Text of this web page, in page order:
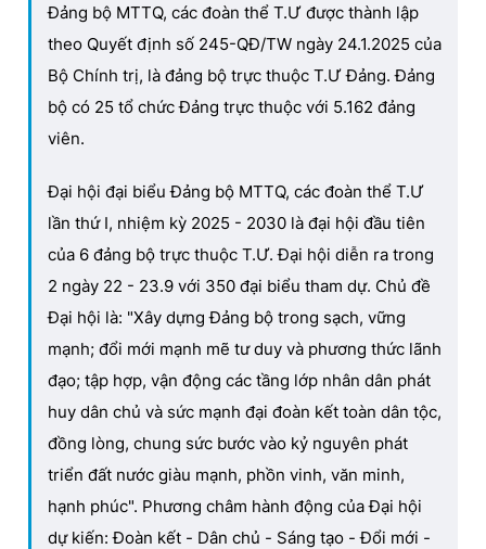
Đảng bộ MTTQ, các đoàn thể T.Ư được thành lập
theo Quyết định số 245-QĐ/TW ngày 24.1.2025 của
Bộ Chính trị, là đảng bộ trực thuộc T.Ư Đảng. Đảng
bộ có 25 tổ chức Đảng trực thuộc với 5.162 đảng
viên.
Đại hội đại biểu Đảng bộ MTTQ, các đoàn thể T.Ư
lần thứ I, nhiệm kỳ 2025 - 2030 là đại hội đầu tiên
của 6 đảng bộ trực thuộc T.Ư. Đại hội diễn ra trong
2 ngày 22 - 23.9 với 350 đại biểu tham dự. Chủ đề
Đại hội là: "Xây dựng Đảng bộ trong sạch, vững
mạnh; đổi mới mạnh mẽ tư duy và phương thức lãnh
đạo; tập hợp, vận động các tầng lớp nhân dân phát
huy dân chủ và sức mạnh đại đoàn kết toàn dân tộc,
đồng lòng, chung sức bước vào kỷ nguyên phát
triển đất nước giàu mạnh, phồn vinh, văn minh,
hạnh phúc". Phương châm hành động của Đại hội
dự kiến: Đoàn kết - Dân chủ - Sáng tạo - Đổi mới -